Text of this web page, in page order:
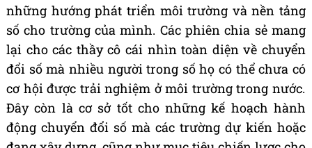
những hướng phát triển môi trường vànền tảng
số cho trường của mình. Các phiên chia sẻmang
lại cho các thầy cô cái nhìn toàn diện về chuyển
đổi sốmà nhiều người trong sốhọ có thểchưa có
cơhội được trải nghiệm ởmôi trường trong nước.
Đây còn làcơsởtốt cho những kế hoạch hành
động chuyển đổi số mà các trường dự kiến hoặc